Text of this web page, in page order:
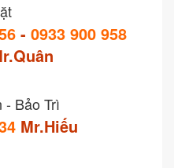
- 0933 900 958
- Bảo Trì
Mr.Hiếu